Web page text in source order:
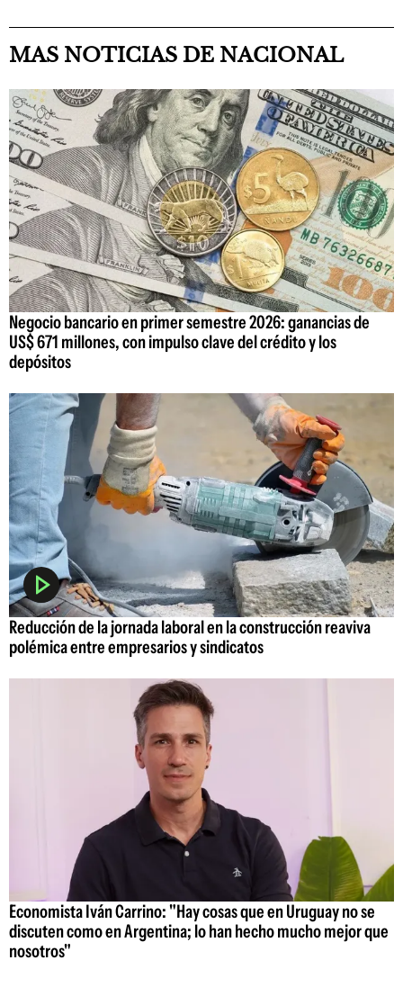
MAS NOTICIAS DE NACIONAL
Negocio bancario en primer semestre 2026: ganancias de
US$ 671 millones, con impulso clave del crédito y los
depósitos
Reducción de la jornada laboral en la construcción reaviva
polémica entre empresarios y sindicatos
Economista Iván Carrino: "Hay cosas que en Uruguay no se
discuten como en Argentina; lo han hecho mucho mejor que
nosotros"